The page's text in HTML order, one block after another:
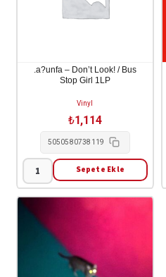
.a?unfa – Don’t Look! / Bus
Stop Girl 1LP
Vinyl
₺1,114
5050580738119
.a?
unfa
Don't
Sepete Ekle